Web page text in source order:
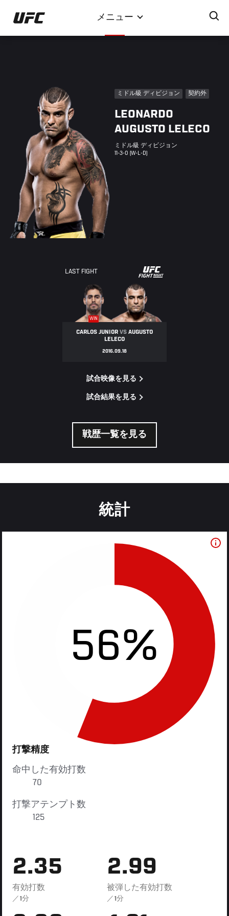
イ
ン
メニュー
ミドル級 ディビジョン 契約外
LEONARDO
AUGUSTO LELECO
ミドル級 ディビジョン
11-3-0 (W-L-D)
LAST FIGHT
UFC
FIGHT
NIGHT
WIN
CARLOS JUNIOR VSAUGUSTO
LELECO
2016.09.18
試合映像を見る
試合結果を見る
戦歴一覧を見る
統計
56%
打撃精度
命中した有効打数
70
打撃アテンプト数
125
2.35
有効打数
／1分
2.99
被弾した有効打数
／1分